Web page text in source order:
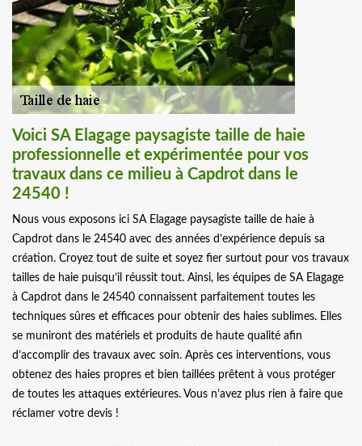
Voici SA Elagage paysagiste taille de haie
professionnelle et expérimentée pour vos
travaux dans ce milieu à Capdrot dans le
24540 !
Nous vous exposons ici SA Elagage paysagiste taille de haie à
Capdrot dans le 24540 avec des années d’expérience depuis sa
création. Croyez tout de suite et soyez fier surtout pour vos travaux
tailles de haie puisqu’il réussit tout. Ainsi, les équipes de SA Elagage
à Capdrot dans le 24540 connaissent parfaitement toutes les
techniques sûres et efficaces pour obtenir des haies sublimes. Elles
se muniront des matériels et produits de haute qualité afin
d’accomplir des travaux avec soin. Après ces interventions, vous
obtenez des haies propres et bien taillées prêtent à vous protéger
de toutes les attaques extérieures. Vous n’avez plus rien à faire que
réclamer votre devis !